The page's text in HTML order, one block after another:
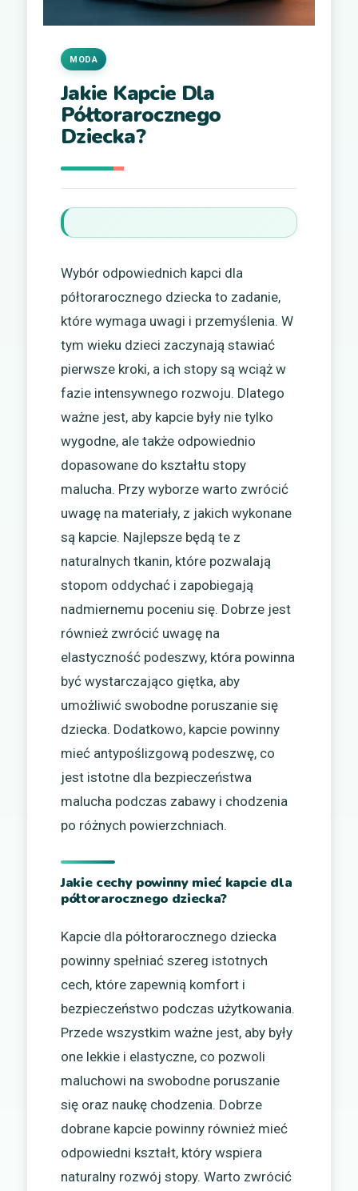
Jakie Kapcie Dla
Półtorarocznego
Dziecka?
MODA
Wybór odpowiednich kapci dla
półtorarocznego dziecka to zadanie,
które wymaga uwagi i przemyślenia. W
tym wieku dzieci zaczynają stawiać
pierwsze kroki, a ich stopy są wciąż w
fazie intensywnego rozwoju. Dlatego
ważne jest, aby kapcie były nie tylko
wygodne, ale także odpowiednio
dopasowane do kształtu stopy
malucha. Przy wyborze warto zwrócić
uwagę na materiały, z jakich wykonane
są kapcie. Najlepsze będą te z
naturalnych tkanin, które pozwalają
stopom oddychać i zapobiegają
nadmiernemu poceniu się. Dobrze jest
również zwrócić uwagę na
elastyczność podeszwy, która powinna
być wystarczająco giętka, aby
umożliwić swobodne poruszanie się
dziecka. Dodatkowo, kapcie powinny
mieć antypoślizgową podeszwę, co
jest istotne dla bezpieczeństwa
malucha podczas zabawy i chodzenia
po różnych powierzchniach.
Jakie cechy powinny mieć kapcie dla
półtorarocznego dziecka?
Kapcie dla półtorarocznego dziecka
powinny spełniać szereg istotnych
cech, które zapewnią komfort i
bezpieczeństwo podczas użytkowania.
Przede wszystkim ważne jest, aby były
one lekkie i elastyczne, co pozwoli
maluchowi na swobodne poruszanie
się oraz naukę chodzenia. Dobrze
dobrane kapcie powinny również mieć
odpowiedni kształt, który wspiera
naturalny rozwój stopy. Warto zwrócić